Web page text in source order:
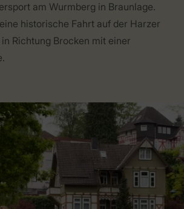
am Wurmberg in Braunlage.
historische Fahrt auf der Harzer
Richtung Brocken mit einer